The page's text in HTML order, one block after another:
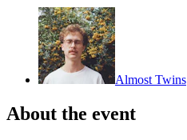
Almost Twins
About the event